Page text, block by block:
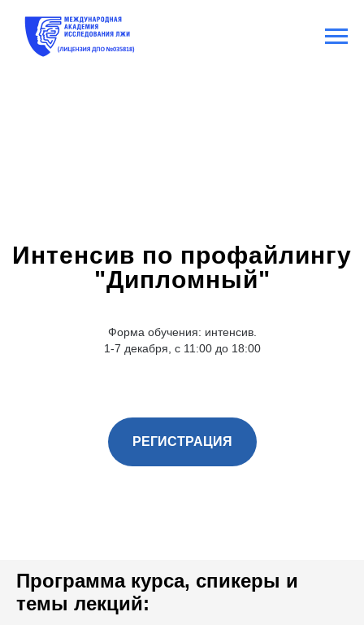
Интенсив по профайлингу
"Дипломный"
Форма обучения: интенсив.
1-7 декабря, с 11:00 до 18:00
РЕГИСТРАЦИЯ
Программа курса, спикеры и
темы лекций: